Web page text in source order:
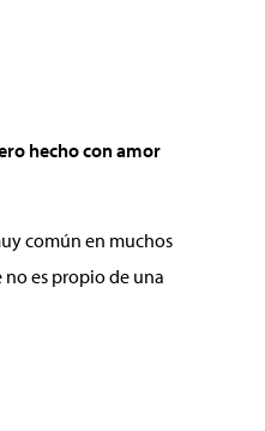
hecho con amor
común en muchos
no es propio de una